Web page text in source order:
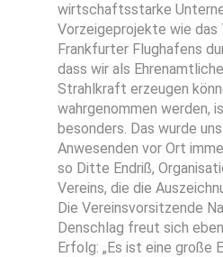
wirtschaftsstarke
Vorzeigeprojekte wie das
Frankfurter Flughafens
dass wir als
Strahlkraft erzeugen
wahrgenommen werden,
besonders. Das wurde
Anwesenden vor Ort
so Ditte Endriß,
Vereins, die die
Die Vereinsvorsitzende
Denschlag freut sich
Erfolg: „Es ist eine große